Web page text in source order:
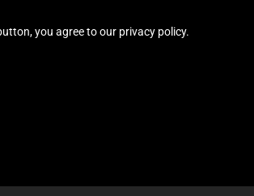
you agree to our privacy policy.